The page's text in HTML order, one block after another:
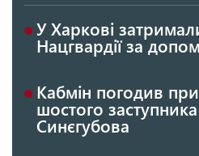
У Харкові
Нацгвардії за
Кабмін погодив
шостого
Синєгубова